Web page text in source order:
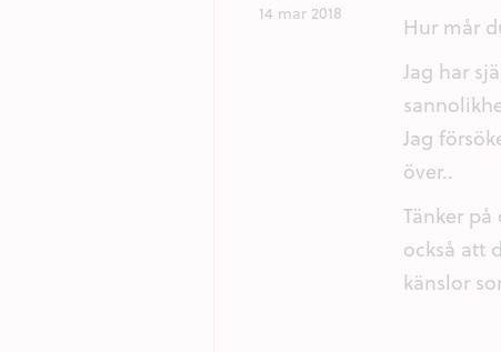
14 mar 2018
Hur mår
Jag har
Jag
över..
Tänker
också att
känslor